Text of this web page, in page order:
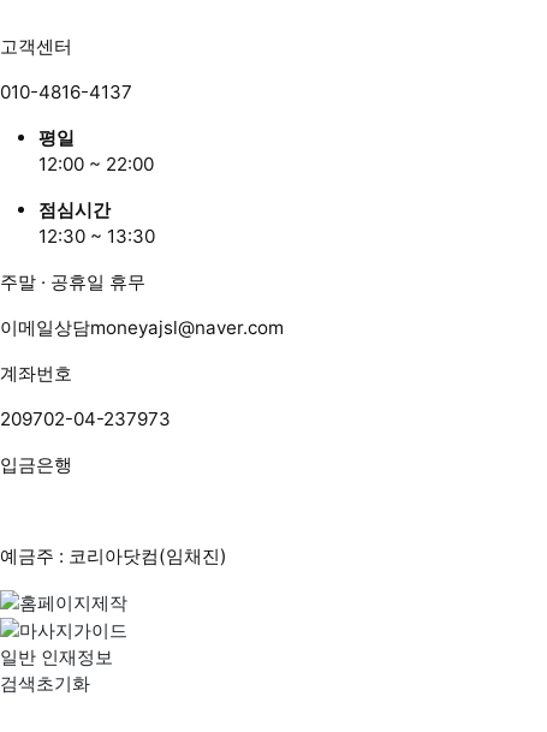
고객센터
010-4816-4137
평일
12:00 ~ 22:00
점심시간
12:30 ~ 13:30
주말 · 공휴일 휴무
이메일상담moneyajsl@naver.com
계좌번호
209702-04-237973
입금은행
예금주 : 코리아닷컴(임채진)
일반 인재정보
검색초기화